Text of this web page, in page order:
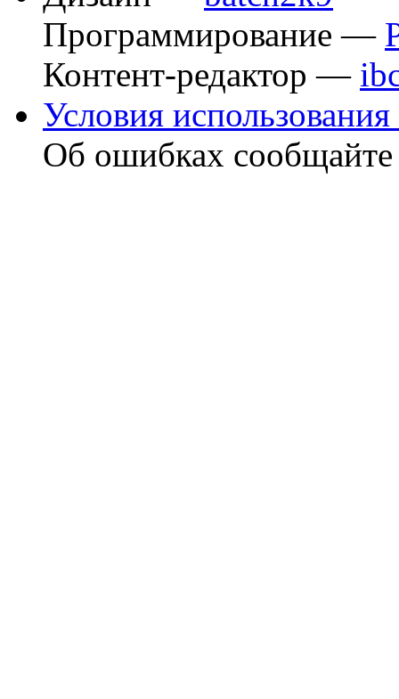
Программирование —
Контент-редактор —
Условия использования
Об ошибках